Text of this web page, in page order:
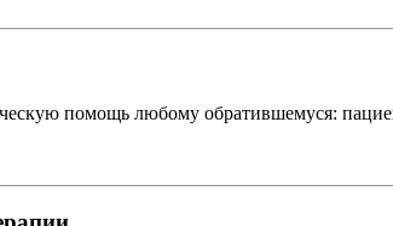
помощь любому обратившемуся: